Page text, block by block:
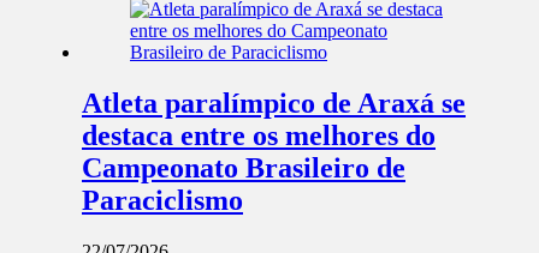
Atleta paralímpico de Araxá se
destaca entre os melhores do
Campeonato Brasileiro de
Paraciclismo